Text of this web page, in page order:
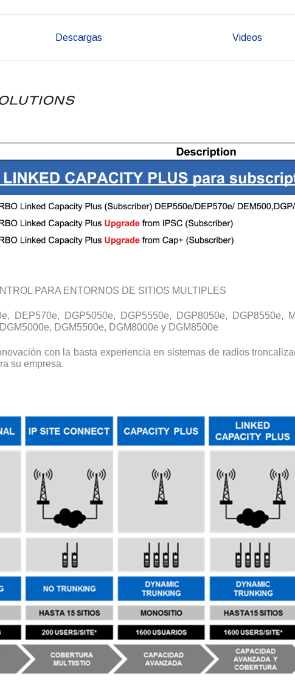
Descargas Videos
PARA ENTORNOS DE SITIOS MULTIPLES
DEP570e, DGP5050e, DGP5550e, DGP8050e, DGP8550e,
DGM5500e, DGM8000e y DGM8500e
con la basta experiencia en sistemas de radios
su empresa.